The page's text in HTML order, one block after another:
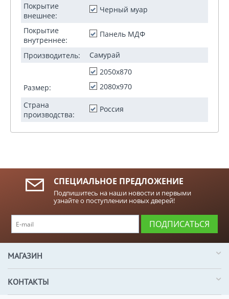
Покрытие
внешнее:
Черный муар
Покрытие
внутреннее:
Панель МДФ
Производитель: Самурай
Размер:
2050x870
2080x970
Страна
производства:
Россия
СПЕЦИАЛЬНОЕ ПРЕДЛОЖЕНИЕ
Подпишитесь на наши новости и первыми
узнайте о поступлении новых дверей!
ПОДПИСАТЬСЯ
МАГАЗИН
КОНТАКТЫ